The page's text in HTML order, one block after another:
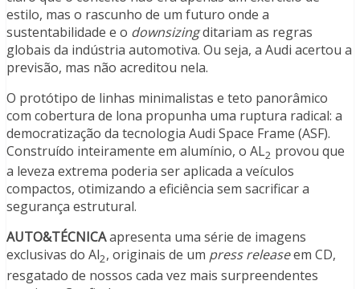
estilo, mas o rascunho de um futuro onde a
sustentabilidade e o downsizingditariam as regras
globais da indústria automotiva. Ou seja, a Audi acertou a
previsão, mas não acreditou nela.
O protótipo de linhas minimalistas e teto panorâmico
com cobertura de lona propunha uma ruptura radical: a
democratização da tecnologia Audi Space Frame (ASF).
Construído inteiramente em alumínio, o AL2 provou que
a leveza extrema poderia ser aplicada a veículos
compactos, otimizando a eficiência sem sacrificar a
segurança estrutural.
AUTO&TÉCNICAapresenta uma série de imagens
exclusivas do Al2, originais de um press releaseem CD,
resgatado de nossos cada vez mais surpreendentes